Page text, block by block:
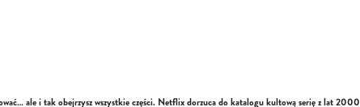
ale i tak obejrzysz wszystkie części. Netflix dorzuca do katalogu kultową serię z lat 2000